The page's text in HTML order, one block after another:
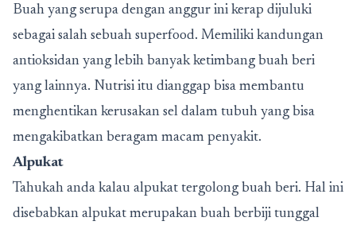
Buah yang serupa dengan anggur ini kerap dijuluki
sebagai salah sebuah superfood. Memiliki kandungan
antioksidan yang lebih banyak ketimbang buah beri
yang lainnya. Nutrisi itu dianggap bisa membantu
menghentikan kerusakan sel dalam tubuh yang bisa
mengakibatkan beragam macam penyakit.
Alpukat
Tahukah anda kalau alpukat tergolong buah beri. Hal ini
disebabkan alpukat merupakan buah berbiji tunggal